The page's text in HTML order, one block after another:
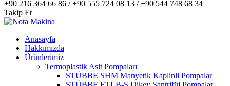
+90 216 364 66 86 / +90 555 724 08 13 / +90 544 748 68 34
Takip Et
Anasayfa
Hakkımızda
Ürünlerimiz
Termoplastik Asit Pompaları
STÜBBE SHM Manyetik Kaplinli Pompalar